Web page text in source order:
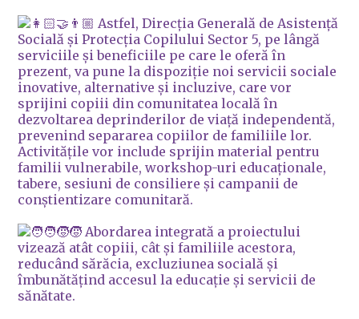
Astfel, Direcția Generală de Asistență
Socială și Protecția Copilului Sector 5, pe lângă
serviciile și beneficiile pe care le oferă în
prezent, va pune la dispoziție noi servicii sociale
inovative, alternative și incluzive, care vor
sprijini copiii din comunitatea locală în
dezvoltarea deprinderilor de viață independentă,
prevenind separarea copiilor de familiile lor.
Activitățile vor include sprijin material pentru
familii vulnerabile, workshop-uri educaționale,
tabere, sesiuni de consiliere și campanii de
conștientizare comunitară.
Abordarea integrată a proiectului
vizează atât copiii, cât și familiile acestora,
reducând sărăcia, excluziunea socială și
îmbunătățind accesul la educație și servicii de
sănătate.